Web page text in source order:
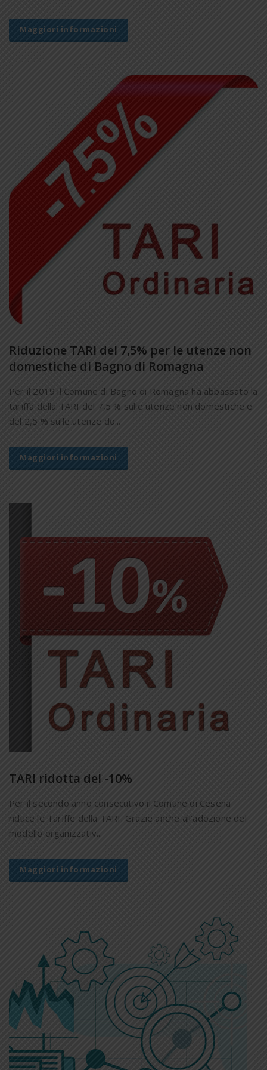
Maggiori informazioni
Riduzione TARI del 7,5% per le utenze non
domestiche di Bagno di Romagna
Per il 2019 il Comune di Bagno di Romagna ha abbassato la
tariffa della TARI del 7,5 % sulle utenze non domestiche e
del 2,5 % sulle utenze do...
Maggiori informazioni
TARI ridotta del -10%
Per il secondo anno consecutivo il Comune di Cesena
riduce le Tariffe della TARI. Grazie anche all’adozione del
modello organizzativ...
Maggiori informazioni